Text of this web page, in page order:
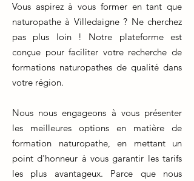
Vous aspirez à vous former en tant que
naturopathe à Villedaigne ? Ne cherchez
pas plus loin ! Notre plateforme est
conçue pour faciliter votre recherche de
formations naturopathes de qualité dans
votre région.
Nous nous engageons à vous présenter
les meilleures options en matière de
formation naturopathe, en mettant un
point d'honneur à vous garantir les tarifs
les plus avantageux. Parce que nous